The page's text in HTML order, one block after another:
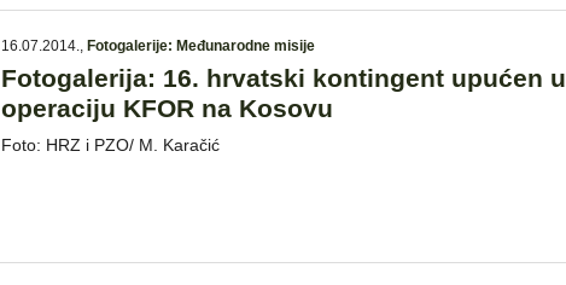
16.07.2014., Fotogalerije: Međunarodne misije
Fotogalerija: 16. hrvatski kontingent upućen u
operaciju KFOR na Kosovu
Foto: HRZ i PZO/ M. Karačić